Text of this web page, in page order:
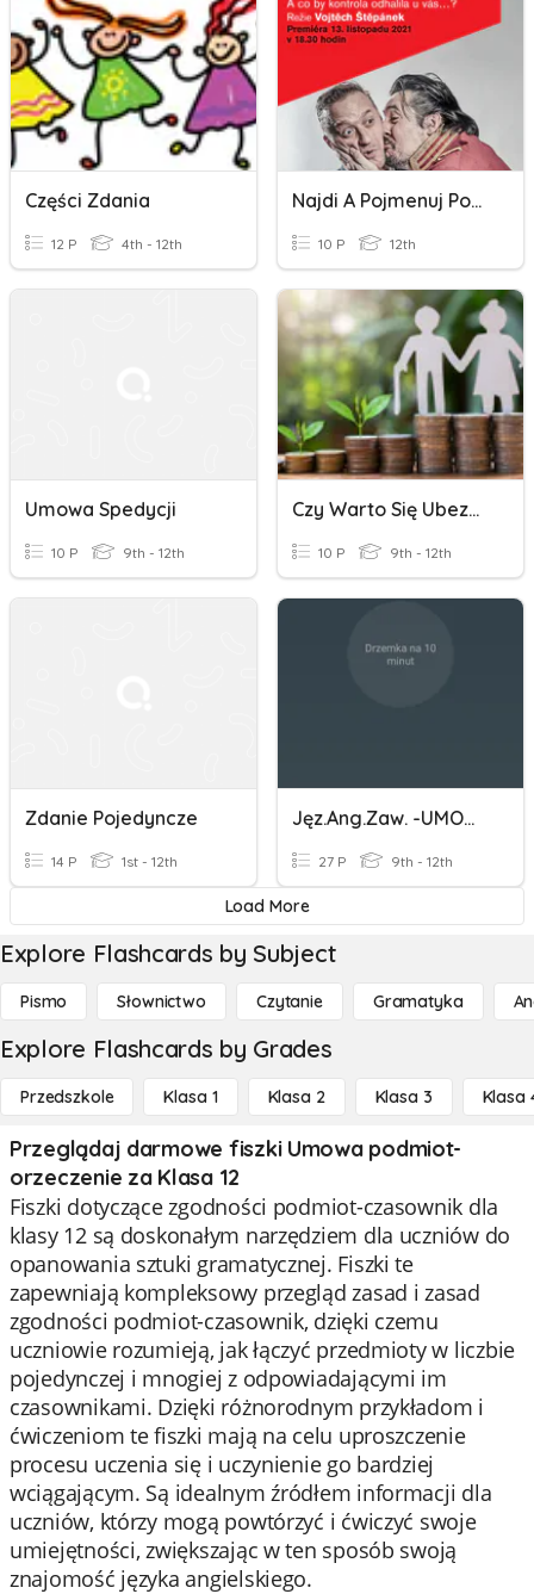
Części Zdania
12 P 4th - 12th
Najdi A Pojmenuj Podmět
10 P 12th
Umowa Spedycji
10 P 9th - 12th
Czy Warto Się Ubezpieczać?
10 P 9th - 12th
Zdanie Pojedyncze
14 P 1st - 12th
Jęz.ang.zaw. -UMOWA SPRZEDAŻY+PRZYPOMNIENIE O PŁATNOŚCI
27 P 9th - 12th
Load More
Explore Flashcards by Subject
Pismo Słownictwo Czytanie Gramatyka
Explore Flashcards by Grades
Przedszkole Klasa 1 Klasa 2 Klasa 3 Klasa
Przeglądaj darmowe fiszki Umowa podmiot-
orzeczenie za Klasa 12
Fiszki dotyczące zgodności podmiot-czasownik dla
klasy 12 są doskonałym narzędziem dla uczniów do
opanowania sztuki gramatycznej. Fiszki te
zapewniają kompleksowy przegląd zasad i zasad
zgodności podmiot-czasownik, dzięki czemu
uczniowie rozumieją, jak łączyć przedmioty w liczbie
pojedynczej i mnogiej z odpowiadającymi im
czasownikami. Dzięki różnorodnym przykładom i
ćwiczeniom te fiszki mają na celu uproszczenie
procesu uczenia się i uczynienie go bardziej
wciągającym. Są idealnym źródłem informacji dla
uczniów, którzy mogą powtórzyć i ćwiczyć swoje
umiejętności, zwiększając w ten sposób swoją
znajomość języka angielskiego.